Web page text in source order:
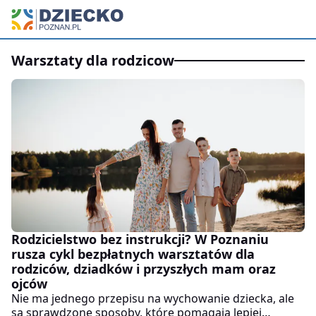
warsztaty dla rodzicow
Rodzicielstwo bez instrukcji? W Poznaniu
rusza cykl bezpłatnych warsztatów dla
rodziców, dziadków i przyszłych mam oraz
ojców
Nie ma jednego przepisu na wychowanie dziecka, ale
są sprawdzone sposoby, które pomagają lepiej